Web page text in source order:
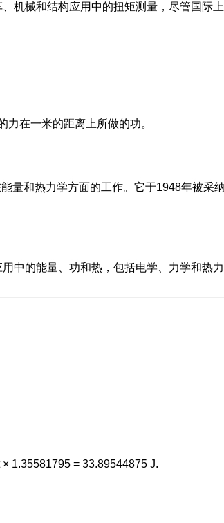
机械和结构应用中的扭矩测量，尽管国际
在一米的距离上所做的功。
量和热力学方面的工作。它于1948年被采
中的能量、功和热，包括电学、力学和热力
1.35581795 = 33.89544875 J.